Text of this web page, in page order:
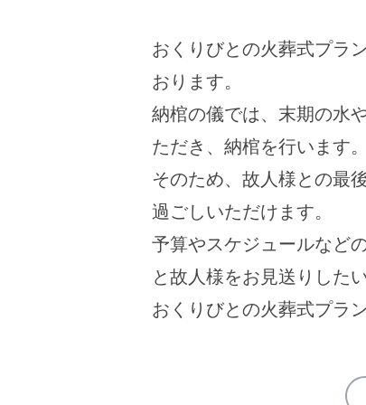
おくりびとの火葬式プラ
おります。
納棺の儀では、末期の水
ただき、納棺を行います。
そのため、故人様との最
過ごしいただけます。
予算やスケジュールなど
と故人様をお見送りした
おくりびとの火葬式プラ